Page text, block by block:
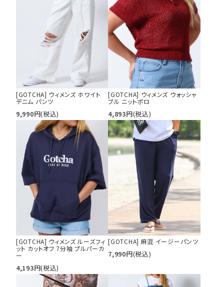
カテゴリ
サイズ
S
L
XL
XXXL
29inc
30inc
32inc
34inc
36inc
38inc
40inc
KIDS
カラー
tune 絞り込んで検索する
[GOTCHA] ウィメンズ ホワイト
デニム パンツ
9,990円(税込)
[GOTCHA] ウィメンズ ウォッシャ
ブル ニットポロ
4,893円(税込)
[GOTCHA] ウィメンズ ルーズフィ
ット カットオフ 7分袖 プルパーカ
ー
4,193円(税込)
[GOTCHA] 麻混 イージーパンツ
7,990円(税込)